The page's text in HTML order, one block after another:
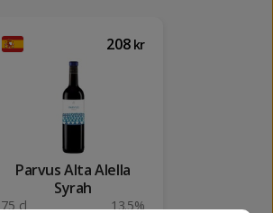
208 kr
Parvus Alta Alella
Syrah
75 cl 13.5%